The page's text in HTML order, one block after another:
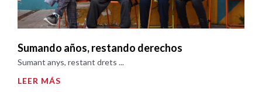
Sumando años, restando derechos
Sumant anys, restant drets ...
LEER MÁS